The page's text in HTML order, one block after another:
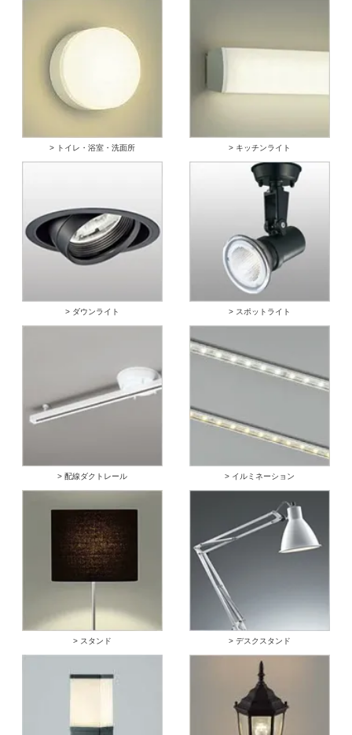
> トイレ・浴室・洗面所 > キッチンライト
> ダウンライト > スポットライト
> 配線ダクトレール > イルミネーション
> スタンド > デスクスタンド